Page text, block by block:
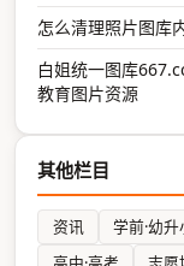
怎么清理照片图库
白姐统一图库
教育图片资源
其他栏目
资讯 学前·幼升